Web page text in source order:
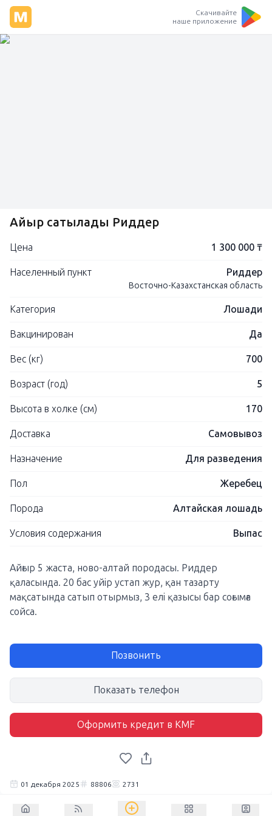
Скачивайте
наше приложение
Айғыр сатылады Риддер
Цена 1 300 000 ₸
Населенный пункт Риддер
Восточно-Казахстанская область
Категория Лошади
Вакцинирован Да
Вес (кг) 700
Возраст (год) 5
Высота в холке (см) 170
Доставка Самовывоз
Назначение Для разведения
Пол Жеребец
Порода Алтайская лошадь
Условия содержания Выпас
Айғыр 5 жаста, ново-алтай породасы. Риддер
қаласында. 20 бас уйір устап жур, қан тазарту
мақсатында сатып отырмыз, 3 елі қазысы бар соғымға
сойса.
Позвонить
Показать телефон
Оформить кредит в KMF
01 декабря 2025 88806 2731